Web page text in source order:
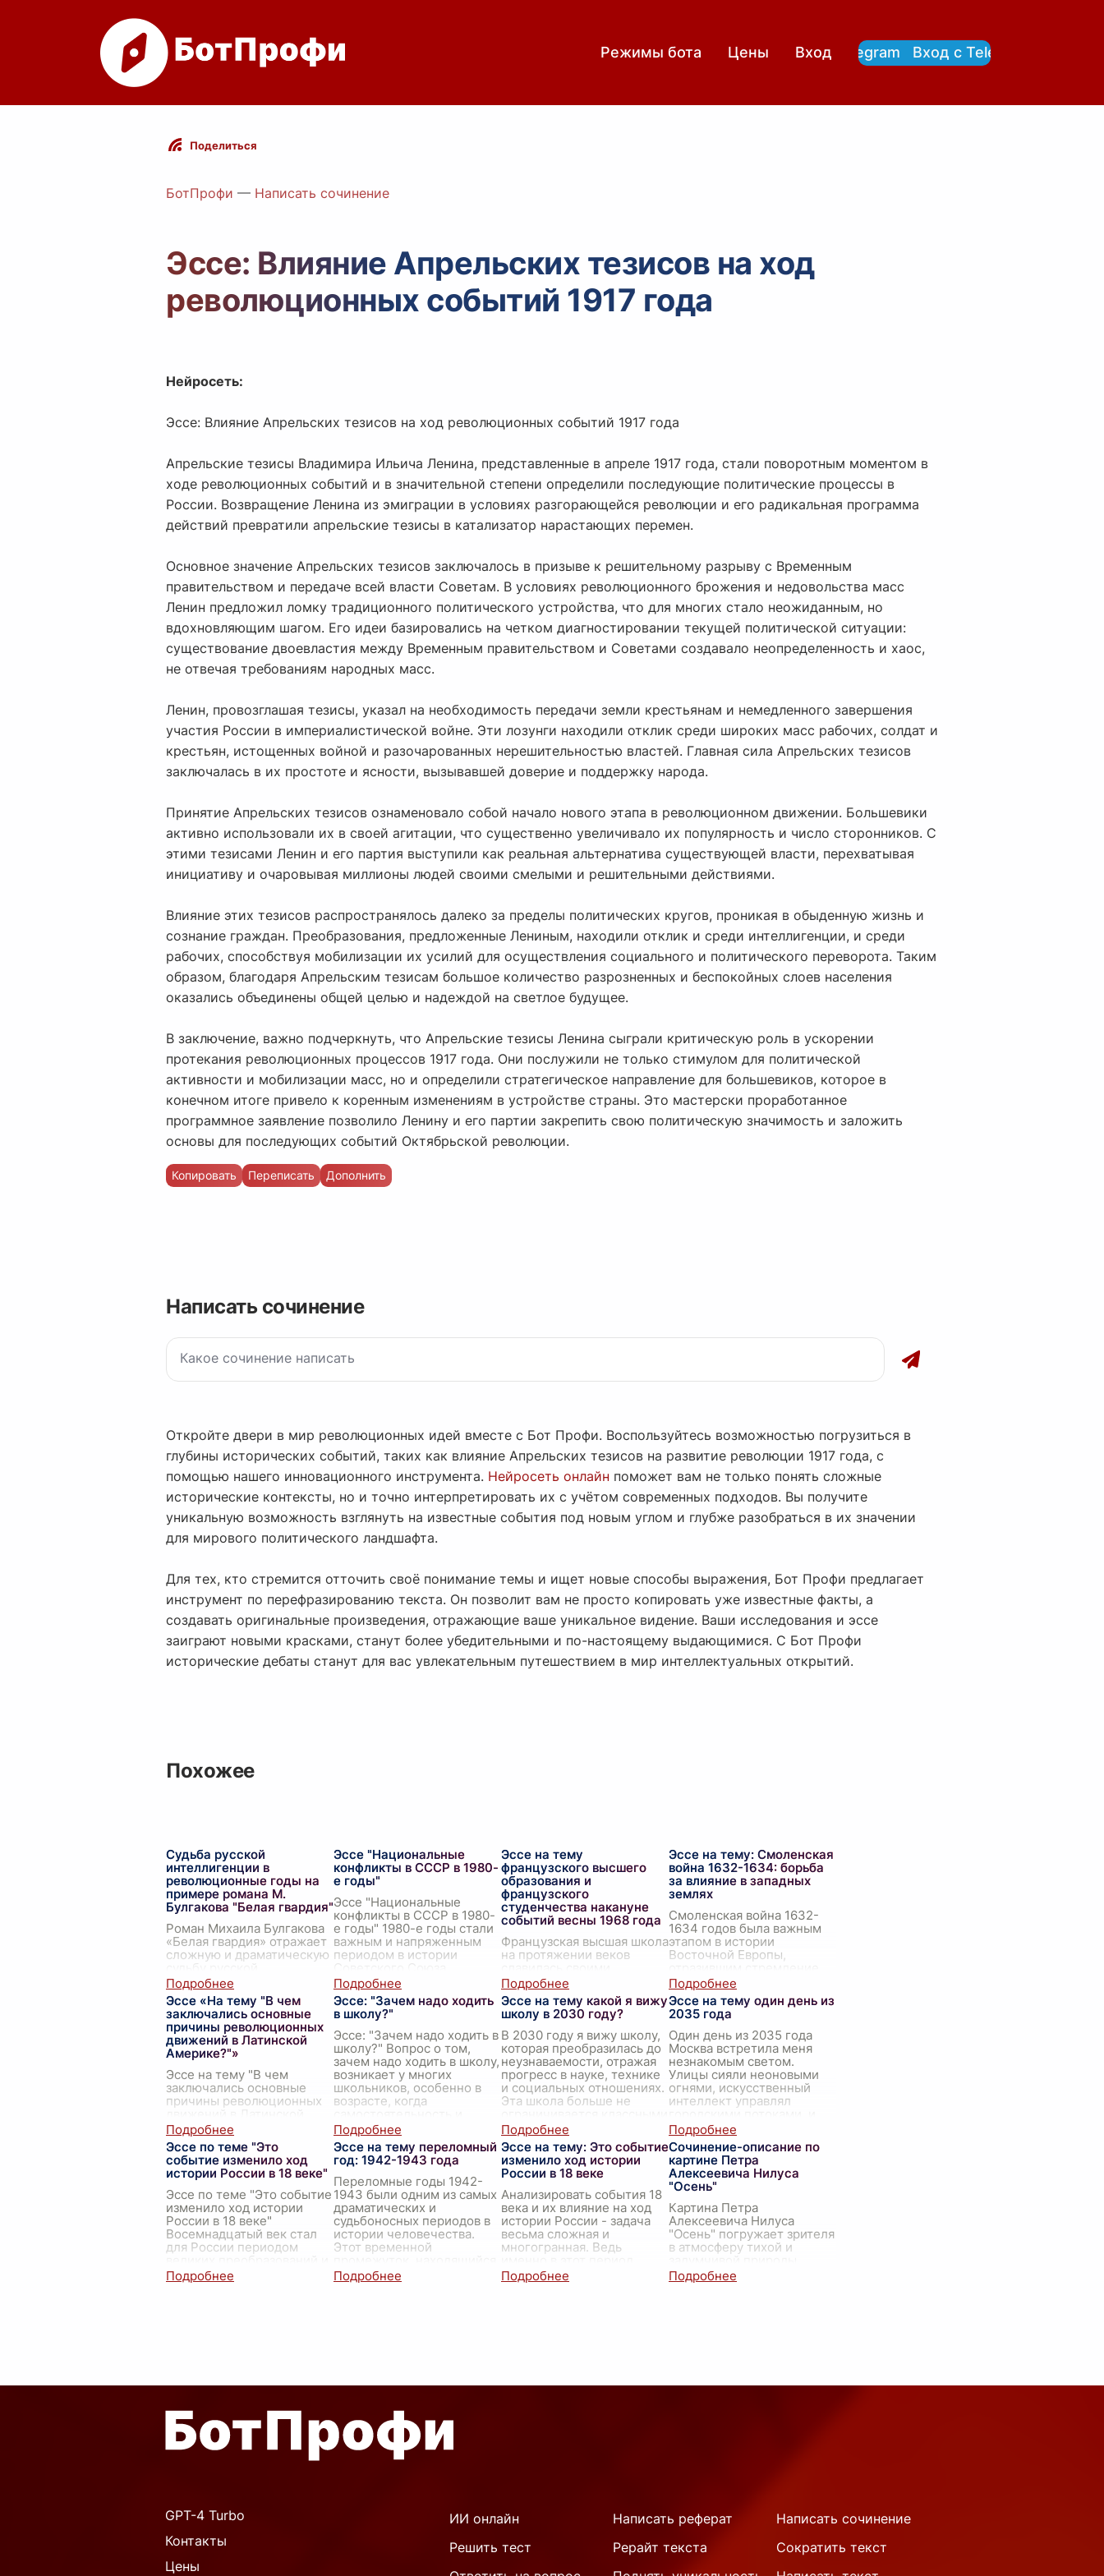
Режимы бота Цены Вход
Вход с Telegram Вход с Telegram
Поделиться
БотПрофи — Написать сочинение
Эссе: Влияние Апрельских тезисов на ход
революционных событий 1917 года
Нейросеть:
Эссе: Влияние Апрельских тезисов на ход революционных событий 1917 года
Апрельские тезисы Владимира Ильича Ленина, представленные в апреле 1917 года, стали поворотным моментом в
ходе революционных событий и в значительной степени определили последующие политические процессы в
России. Возвращение Ленина из эмиграции в условиях разгорающейся революции и его радикальная программа
действий превратили апрельские тезисы в катализатор нарастающих перемен.
Основное значение Апрельских тезисов заключалось в призыве к решительному разрыву с Временным
правительством и передаче всей власти Советам. В условиях революционного брожения и недовольства масс
Ленин предложил ломку традиционного политического устройства, что для многих стало неожиданным, но
вдохновляющим шагом. Его идеи базировались на четком диагностировании текущей политической ситуации:
существование двоевластия между Временным правительством и Советами создавало неопределенность и хаос,
не отвечая требованиям народных масс.
Ленин, провозглашая тезисы, указал на необходимость передачи земли крестьянам и немедленного завершения
участия России в империалистической войне. Эти лозунги находили отклик среди широких масс рабочих, солдат и
крестьян, истощенных войной и разочарованных нерешительностью властей. Главная сила Апрельских тезисов
заключалась в их простоте и ясности, вызывавшей доверие и поддержку народа.
Принятие Апрельских тезисов ознаменовало собой начало нового этапа в революционном движении. Большевики
активно использовали их в своей агитации, что существенно увеличивало их популярность и число сторонников. С
этими тезисами Ленин и его партия выступили как реальная альтернатива существующей власти, перехватывая
инициативу и очаровывая миллионы людей своими смелыми и решительными действиями.
Влияние этих тезисов распространялось далеко за пределы политических кругов, проникая в обыденную жизнь и
сознание граждан. Преобразования, предложенные Лениным, находили отклик и среди интеллигенции, и среди
рабочих, способствуя мобилизации их усилий для осуществления социального и политического переворота. Таким
образом, благодаря Апрельским тезисам большое количество разрозненных и беспокойных слоев населения
оказались объединены общей целью и надеждой на светлое будущее.
В заключение, важно подчеркнуть, что Апрельские тезисы Ленина сыграли критическую роль в ускорении
протекания революционных процессов 1917 года. Они послужили не только стимулом для политической
активности и мобилизации масс, но и определили стратегическое направление для большевиков, которое в
конечном итоге привело к коренным изменениям в устройстве страны. Это мастерски проработанное
программное заявление позволило Ленину и его партии закрепить свою политическую значимость и заложить
основы для последующих событий Октябрьской революции.
Копировать Переписать Дополнить
Написать сочинение
Откройте двери в мир революционных идей вместе с Бот Профи. Воспользуйтесь возможностью погрузиться в
глубины исторических событий, таких как влияние Апрельских тезисов на развитие революции 1917 года, с
помощью нашего инновационного инструмента. Нейросеть онлайн поможет вам не только понять сложные
исторические контексты, но и точно интерпретировать их с учётом современных подходов. Вы получите
уникальную возможность взглянуть на известные события под новым углом и глубже разобраться в их значении
для мирового политического ландшафта.
Для тех, кто стремится отточить своё понимание темы и ищет новые способы выражения, Бот Профи предлагает
инструмент по перефразированию текста. Он позволит вам не просто копировать уже известные факты, а
создавать оригинальные произведения, отражающие ваше уникальное видение. Ваши исследования и эссе
заиграют новыми красками, станут более убедительными и по-настоящему выдающимися. С Бот Профи
исторические дебаты станут для вас увлекательным путешествием в мир интеллектуальных открытий.
Похожее
Судьба русской
интеллигенции в
революционные годы на
примере романа М.
Булгакова "Белая гвардия"
Роман Михаила Булгакова
«Белая гвардия» отражает
сложную и драматическую
интеллигенции в годы
революции и гражданской
войны. Автор мастерски
описывает хаос и
неопред...
Эссе "Национальные
конфликты в СССР в 1980-
е годы"
Эссе "Национальные
конфликты в СССР в 1980-
е годы" 1980-е годы стали
важным и напряженным
периодом в истории
События, происходившие в
это десятилетие, оказали
гл...
Эссе на тему
французского высшего
образования и
французского
студенчества накануне
событий весны 1968 года
Французская высшая школа
на протяжении веков
выдающимися
достижениями в области
науки, культуры и
образования. В её стенах
обучались многие
писатели, учёные и деят...
Эссе на тему: Смоленская
война 1632-1634: борьба
за влияние в западных
землях
Смоленская война 1632-
1634 годов была важным
этапом в истории
Восточной Европы,
нескольких держав к
доминированию в
стратегически значимых
западных землях. На
Эссе «На тему "В чем
заключались основные
причины революционных
движений в Латинской
Америке?"»
Эссе на тему "В чем
заключались основные
причины революционных
Америке?" Латинская
Америка, богатая своей
культурной и исторической
разнообразием, всегда
прив...
Эссе: "Зачем надо ходить
в школу?"
Эссе: "Зачем надо ходить в
школу?" Вопрос о том,
зачем надо ходить в школу,
возникает у многих
школьников, особенно в
возрасте, когда
независимость начинают
пр...
Эссе на тему какой я вижу
школу в 2030 году?
В 2030 году я вижу школу,
которая преобразилась до
неузнаваемости, отражая
прогресс в науке, технике
и социальных отношениях.
Эта школа больше не
комнатами...
Эссе на тему один день из
2035 года
Один день из 2035 года
Москва встретила меня
незнакомым светом.
Улицы сияли неоновыми
огнями, искусственный
интеллект управлял
казалось, что само время
теч...
Эссе по теме "Это
событие изменило ход
истории России в 18 веке"
Эссе по теме "Это событие
изменило ход истории
России в 18 веке"
Восемнадцатый век стал
для России периодом
событий, которые навсегда
изменили её лицо и р
Эссе на тему переломный
год: 1942-1943 года
Переломные годы 1942-
1943 были одним из самых
драматических и
судьбоносных периодов в
истории человечества.
Этот временной
в самом центре Второй
мировой вой
Эссе на тему: Это событие
изменило ход истории
России в 18 веке
Анализировать события 18
века и их влияние на ход
истории России - задача
весьма сложная и
многогранная. Ведь
происходят ключевые
трансформации, которые
Сочинение-описание по
картине Петра
Алексеевича Нилуса
"Осень"
Картина Петра
Алексеевича Нилуса
"Осень" погружает зрителя
в атмосферу тихой и
охваченной золотыми
красками уходящего лета.
GPT-4 Turbo
Контакты
Цены
ИИ онлайн Написать реферат
Написать сочинение
Решить тест
Рерайт текста
Сократить текст